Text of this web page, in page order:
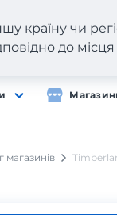
країну чи
до
магазинів